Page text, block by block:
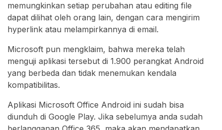
memungkinkan setiap perubahan atau editing file
dapat dilihat oleh orang lain, dengan cara mengirim
hyperlink atau melampirkannya di email.
Microsoft pun mengklaim, bahwa mereka telah
menguji aplikasi tersebut di 1.900 perangkat Android
yang berbeda dan tidak menemukan kendala
kompatibilitas.
Aplikasi Microsoft Office Android ini sudah bisa
diunduh di Google Play. Jika sebelumya anda sudah